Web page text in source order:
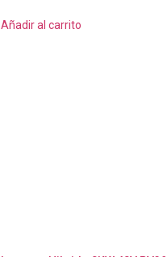
Añadir al carrito